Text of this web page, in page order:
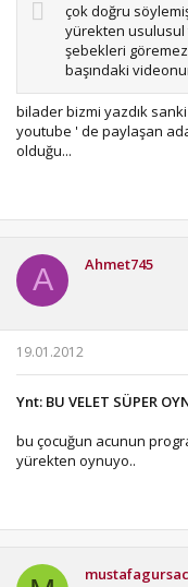
çok doğru
yürekten usulusul
şebekleri
başındaki
bilader bizmi yazdık
youtube ' de paylaşan
olduğu...
A Ahmet745
19.01.2012
Ynt: BU VELET SÜPER
bu çocuğun acunun
yürekten oynuyo..